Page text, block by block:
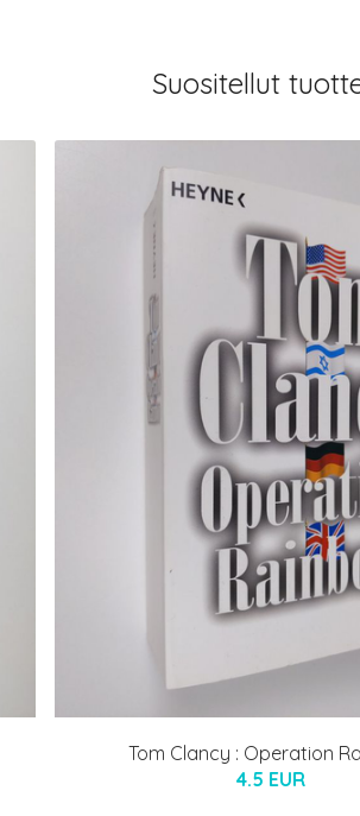
Suositellut
Tom Clancy : Operation
4.5 EUR